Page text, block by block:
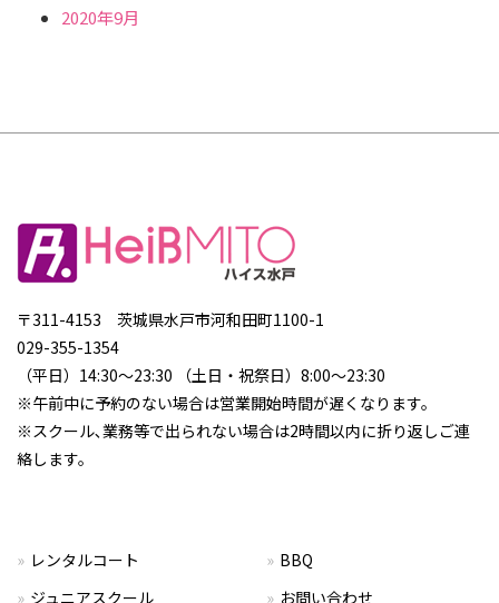
2020年9月
〒311-4153 茨城県水戸市河和田町1100-1
029-355-1354
（平日）14:30～23:30 （土日・祝祭日）8:00～23:30
※午前中に予約のない場合は営業開始時間が遅くなります。
※スクール､業務等で出られない場合は2時間以内に折り返しご連
絡します。
レンタルコート
ジュニアスクール
BBQ
お問い合わせ